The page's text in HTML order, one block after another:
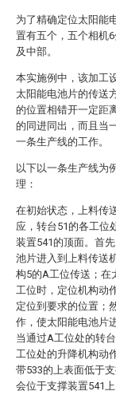
为了精确定位太阳能
置有五个，五个相机
及中部。
本实施例中，该加工
太阳能电池片的传送
的位置相错开一定距
的同进同出，而且当
一条生产线的工作。
以下以一条生产线为
理：
在初始状态，上料传
应，转台51的各工位
装置541的顶面。首
池片进入到上料传送
构5的A工位传送；在
工位时，定位机构动
定位到要求的位置；
作，使太阳能电池片
当通过A工位处的转
工位处的升降机构动
带533的上表面低于
会位于支撑装置541